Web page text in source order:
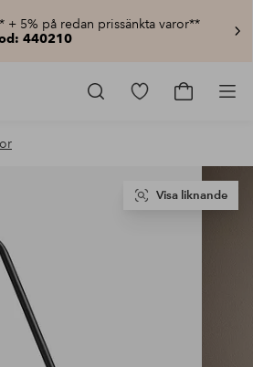
5% på redan prissänkta varor**
440210
Gå
Gå
Visa liknande